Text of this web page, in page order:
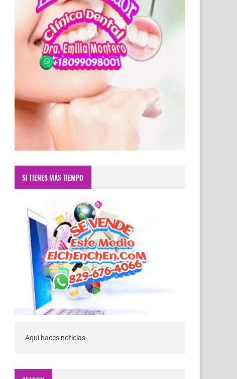
SI TIENES MÁS TIEMPO
Aquí haces noticias.